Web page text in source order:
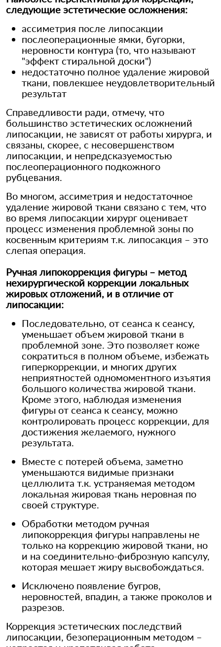
следующие эстетические осложнения:
ассиметрия после липосакции
послеоперационные ямки, бугорки,
неровности контура (то, что называют
"эффект стиральной доски")
недостаточно полное удаление жировой
ткани, повлекшее неудовлетворительный
результат
Справедливости ради, отмечу, что
большинство эстетических осложнений
липосакции, не зависят от работы хирурга, и
связаны, скорее, с несовершенством
липосакции, и непредсказуемостью
послеоперационного подкожного
рубцевания.
Во многом, ассиметрия и недостаточное
удаление жировой ткани связано с тем, что
во время липосакции хирург оценивает
процесс изменения проблемной зоны по
косвенным критериям т.к. липосакция – это
слепая операция.
Ручная липокоррекция фигуры – метод
нехирургической коррекции локальных
жировых отложений, и в отличие от
липосакции:
Последовательно, от сеанса к сеансу,
уменьшает объем жировой ткани в
проблемной зоне. Это позволяет коже
сократиться в полном объеме, избежать
гиперкоррекции, и многих других
неприятностей одномоментного изъятия
большого количества жировой ткани.
Кроме этого, наблюдая изменения
фигуры от сеанса к сеансу, можно
контролировать процесс коррекции, для
достижения желаемого, нужного
результата.
Вместе с потерей объема, заметно
уменьшаются видимые признаки
целлюлита т.к. устраняемая методом
локальная жировая ткань неровная по
своей структуре.
Обработки методом ручная
липокоррекция фигуры направлены не
только на коррекцию жировой ткани, но
и на соединительно-фиброзную капсулу,
которая мешает жиру высвобождаться.
Исключено появление бугров,
неровностей, впадин, а также проколов и
разрезов.
Коррекция эстетических последствий
липосакции, безоперационным методом –